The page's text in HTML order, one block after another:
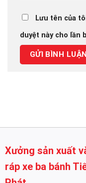
Lưu tên của
duyệt này cho lần
Xưởng sản xuất
ráp xe ba bánh